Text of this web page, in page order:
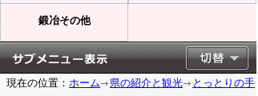
鍛冶その他
現在の位置： ホーム 県の紹介と観光
とっとりの手